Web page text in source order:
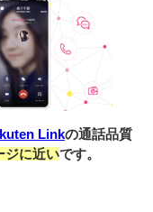
Linkの通話品質
ジに近いです。